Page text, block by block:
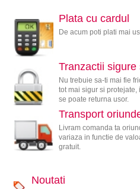
Plata cu cardul
De acum poti plati mai
Tranzactii sigure
Nu trebuie sa-ti mai fie
tot mai sigur si
se poate returna usor.
Transport
Livram comanda ta
variaza in functie de
gratuit.
Noutati